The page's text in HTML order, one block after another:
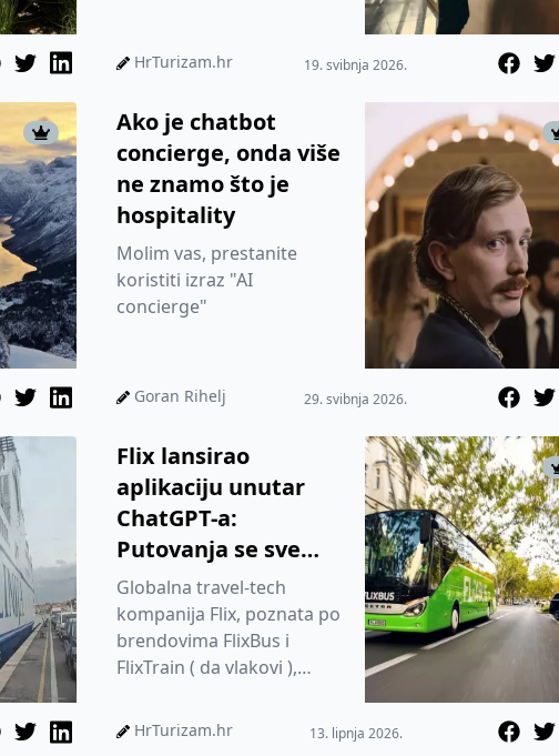
HrTurizam.hr 19. svibnja 2026.
Ako je chatbot
concierge, onda više
ne znamo što je
hospitality
Molim vas, prestanite
koristiti izraz "AI
concierge"
Goran Rihelj 29. svibnja 2026.
Flix lansirao
aplikaciju unutar
ChatGPT-a:
Putovanja se sve
više sele iz tražilica u
razgovor s AI
agentima
Globalna travel-tech
kompanija Flix, poznata po
brendovima FlixBus i
FlixTrain ( da vlakovi ),
aplikaciju unutar ChatGPT-
HrTurizam.hr 13. lipnja 2026.